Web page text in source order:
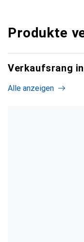
Produkte
Verkaufsrang
Alle anzeigen